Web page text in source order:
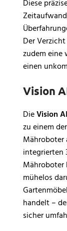
Diese
Der
zudem eine
einen
Vision
DieVision
zu einem
integrierten
Mähroboter
mühelos
handelt –
sicher